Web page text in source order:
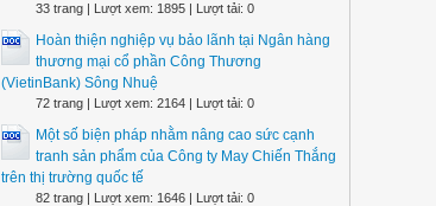
33 trang | Lượt xem: 1895 | Lượt tải: 0
Hoàn thiện nghiệp vụ bảo lãnh tại Ngân hàng
thương mại cổ phần Công Thương
(VietinBank) Sông Nhuệ
72 trang | Lượt xem: 2164 | Lượt tải: 0
Một số biện pháp nhằm nâng cao sức cạnh
tranh sản phẩm của Công ty May Chiến Thắng
trên thị trường quốc tế
82 trang | Lượt xem: 1646 | Lượt tải: 0